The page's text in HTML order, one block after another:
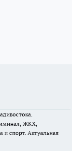
ЖКХ,
и спорт. Актуальная